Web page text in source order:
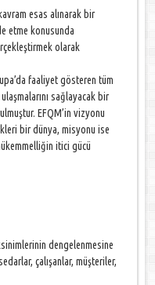
esas alınarak bir
etme konusunda
olarak
faaliyet gösteren tüm
sağlayacak bir
EFQM’in vizyonu
bir dünya, misyonu ise
itici gücü
dengelenmesine
çalışanlar, müşteriler,